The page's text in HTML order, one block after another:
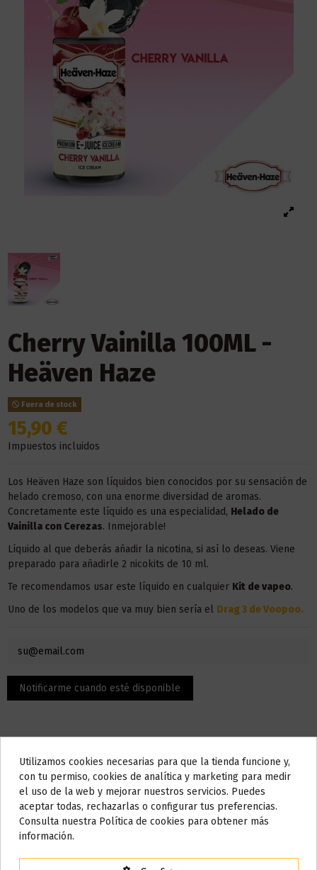
Cherry Vainilla 100ML -
Heäven Haze
Fuera de stock
15,90 €
Impuestos incluidos
Los Heäven Haze son líquidos bien conocidos por su sensación de
helado cremoso, con una enorme diversidad de aromas.
Concretamente este líquido es una especialidad, Helado de
Vainilla con Cerezas. Inmejorable!
Líquido al que deberás añadir la nicotina, si así lo deseas. Viene
preparado para añadirle 2 nicokits de 10 ml.
Te recomendamos usar este líquido en cualquier Kit de vapeo.
Uno de los modelos que va muy bien sería el Drag 3 de Voopoo.
Descripción
El contenido son 100 ml, pero la botella admite hasta 120 ml,
Do not show again.
AVISO IMPORTANTE
Nos tomamos unos días
Todos los pedidos realizados desde el
Utilizamos cookies necesarias para que la tienda funcione y,
con tu permiso, cookies de analítica y marketing para medir
el uso de la web y mejorar nuestros servicios. Puedes
aceptar todas, rechazarlas o configurar tus preferencias.
Consulta nuestra Política de cookies para obtener más
información.